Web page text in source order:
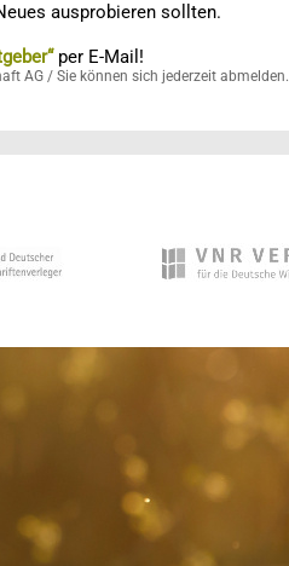
ausprobieren sollten.
per E-Mail!
AG / Sie können sich jederzeit abmelden.